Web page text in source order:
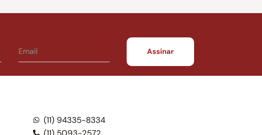
(11) 94335-8334
(11) 5093-2572